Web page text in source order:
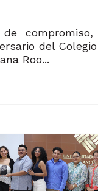
compromiso,
del
Roo...